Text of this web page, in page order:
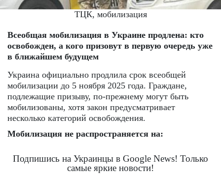
ТЦК, мобилизация
Всеобщая мобилизация в Украине продлена: кто
освобожден, а кого призовут в первую очередь уже
в ближайшем будущем
Украина официально продлила срок всеобщей
мобилизации до 5 ноября 2025 года. Граждане,
подлежащие призыву, по-прежнему могут быть
мобилизованы, хотя закон предусматривает
несколько категорий освобождения.
Мобилизация не распространяется на:
Подпишись на Украинцы в Google News! Только
самые яркие новости!